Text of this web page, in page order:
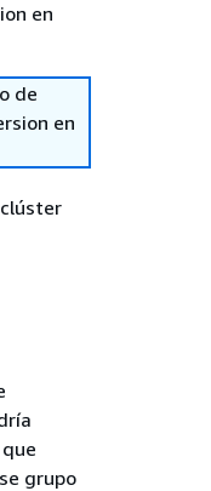
en
de
en
grupo